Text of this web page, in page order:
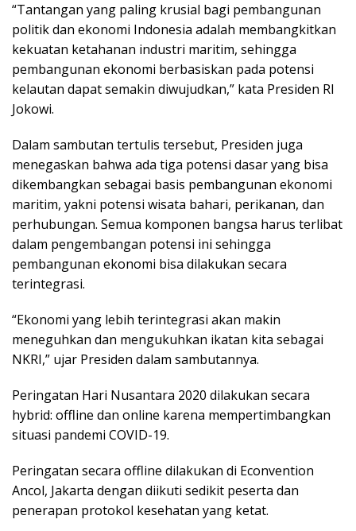
“Tantangan yang paling krusial bagi pembangunan
politik dan ekonomi Indonesia adalah membangkitkan
kekuatan ketahanan industri maritim, sehingga
pembangunan ekonomi berbasiskan pada potensi
kelautan dapat semakin diwujudkan,” kata Presiden RI
Jokowi.
Dalam sambutan tertulis tersebut, Presiden juga
menegaskan bahwa ada tiga potensi dasar yang bisa
dikembangkan sebagai basis pembangunan ekonomi
maritim, yakni potensi wisata bahari, perikanan, dan
perhubungan. Semua komponen bangsa harus terlibat
dalam pengembangan potensi ini sehingga
pembangunan ekonomi bisa dilakukan secara
terintegrasi.
“Ekonomi yang lebih terintegrasi akan makin
meneguhkan dan mengukuhkan ikatan kita sebagai
NKRI,” ujar Presiden dalam sambutannya.
Peringatan Hari Nusantara 2020 dilakukan secara
hybrid: offline dan online karena mempertimbangkan
situasi pandemi COVID-19.
Peringatan secara offline dilakukan di Econvention
Ancol, Jakarta dengan diikuti sedikit peserta dan
penerapan protokol kesehatan yang ketat.